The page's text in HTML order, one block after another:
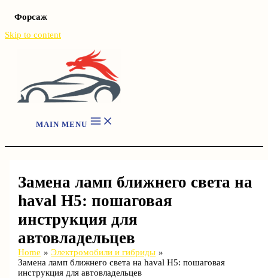
Форсаж
Skip to content
MAIN MENU
Замена ламп ближнего света на
haval H5: пошаговая
инструкция для
автовладельцев
Home
Электромобили и гибриды
Замена ламп ближнего света на haval H5: пошаговая
инструкция для автовладельцев